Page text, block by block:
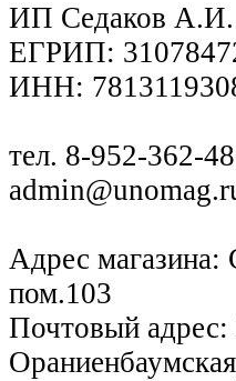
ИП Седаков А.И.
ЕГРИП:
ИНН:
тел. 8-952-362-
Адрес магазина:
пом.103
Почтовый адрес: